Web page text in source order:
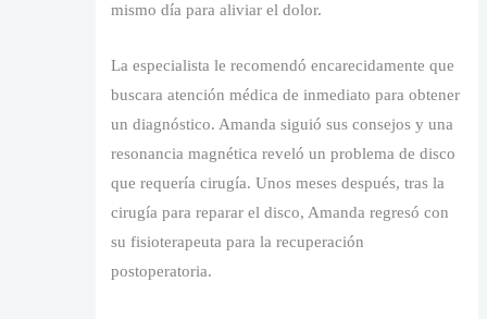
mismo día para aliviar el dolor.
La especialista le recomendó encarecidamente que
buscara atención médica de inmediato para obtener
un diagnóstico. Amanda siguió sus consejos y una
resonancia magnética reveló un problema de disco
que requería cirugía. Unos meses después, tras la
cirugía para reparar el disco, Amanda regresó con
su fisioterapeuta para la recuperación
postoperatoria.